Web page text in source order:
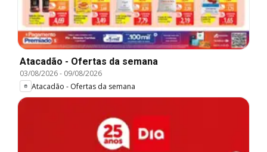
Atacadão - Ofertas da semana
03/08/2026- 09/08/2026
Atacadão - Ofertas da semana